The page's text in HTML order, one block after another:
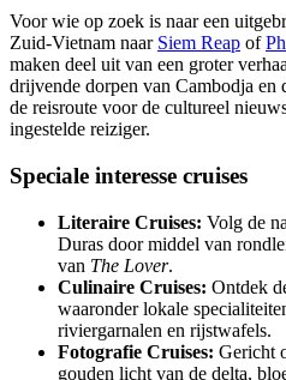
Voor wie op zoek is naar een
Zuid-Vietnam naar Siem Reap of
maken deel uit van een groter
drijvende dorpen van Cambodja
de reisroute voor de cultureel
ingestelde reiziger.
Speciale interesse cruises
Literaire Cruises: Volg de
Duras door middel van
van The Lover.
Culinaire Cruises: Ontdek
waaronder lokale
riviergarnalen en rijstwafels.
Fotografie Cruises: Gericht
gouden licht van de delta,